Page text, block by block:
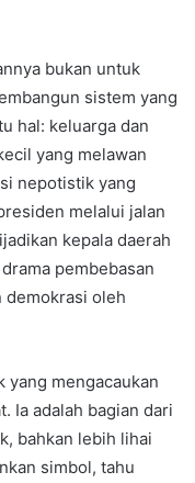
bukan untuk
sistem yang
hal: keluarga dan
yang melawan
nepotistik yang
melalui jalan
kepala daerah
pembebasan
demokrasi oleh
yang mengacaukan
Ia adalah bagian dari
bahkan lebih lihai
simbol, tahu